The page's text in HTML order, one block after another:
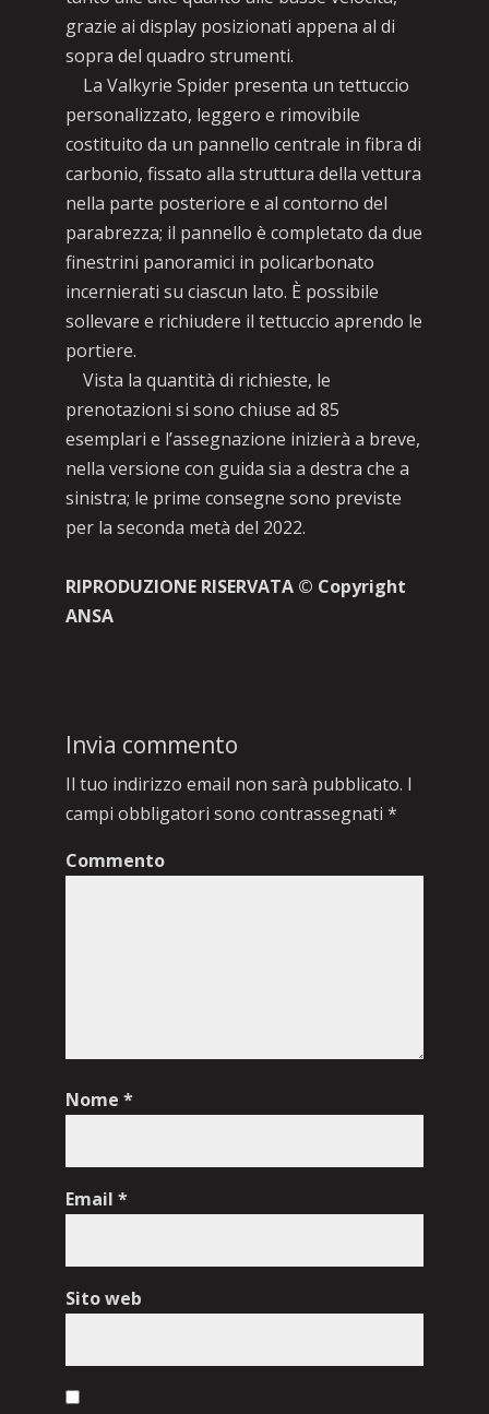
grazie ai display posizionati appena al di
sopra del quadro strumenti.
La Valkyrie Spider presenta un tettuccio
personalizzato, leggero e rimovibile
costituito da un pannello centrale in fibra di
carbonio, fissato alla struttura della vettura
nella parte posteriore e al contorno del
parabrezza; il pannello è completato da due
finestrini panoramici in policarbonato
incernierati su ciascun lato. È possibile
sollevare e richiudere il tettuccio aprendo le
portiere.
Vista la quantità di richieste, le
prenotazioni si sono chiuse ad 85
esemplari e l’assegnazione inizierà a breve,
nella versione con guida sia a destra che a
sinistra; le prime consegne sono previste
per la seconda metà del 2022.
RIPRODUZIONE RISERVATA © Copyright
ANSA
Invia commento
Il tuo indirizzo email non sarà pubblicato. I
campi obbligatori sono contrassegnati *
Commento
Nome *
Email *
Sito web